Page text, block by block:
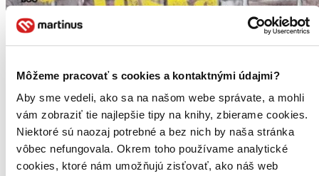
Môžeme pracovať s cookies a kontaktnými údajmi?
Aby sme vedeli, ako sa na našom webe správate, a mohli
vám zobraziť tie najlepšie tipy na knihy, zbierame cookies.
Niektoré sú naozaj potrebné a bez nich by naša stránka
vôbec nefungovala. Okrem toho používame analytické
cookies, ktoré nám umožňujú zisťovať, ako náš web